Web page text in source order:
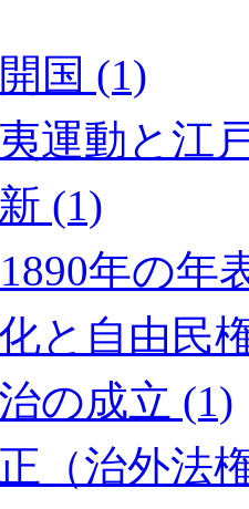
国 (1)
運動と江
(1)
年の年
と自由民
の成立 (1)
（治外法